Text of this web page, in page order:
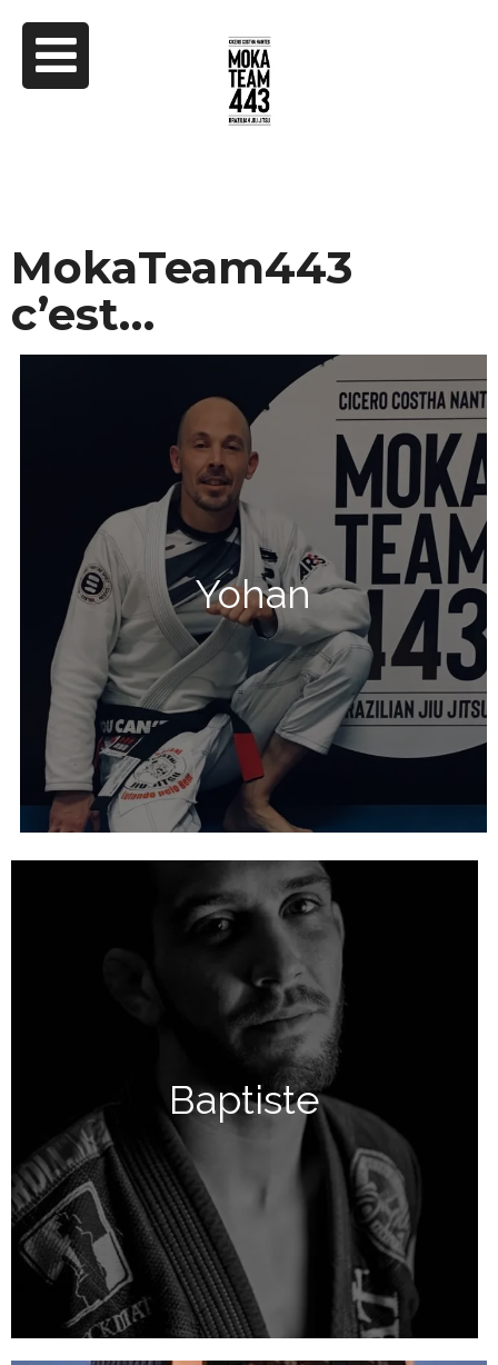
MokaTeam443
c’est…
Yohan
Baptiste